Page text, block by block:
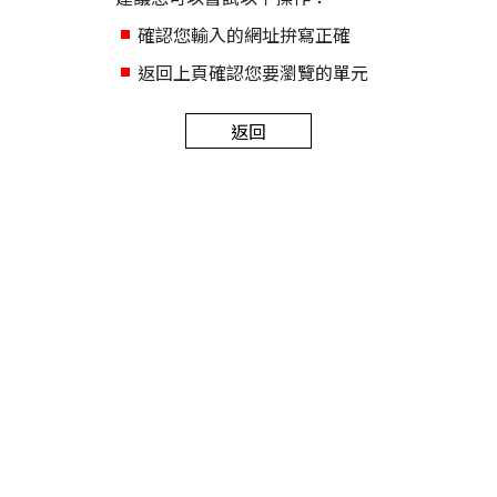
確認您輸入的網址拚寫正確
返回上頁確認您要瀏覽的單元
返回